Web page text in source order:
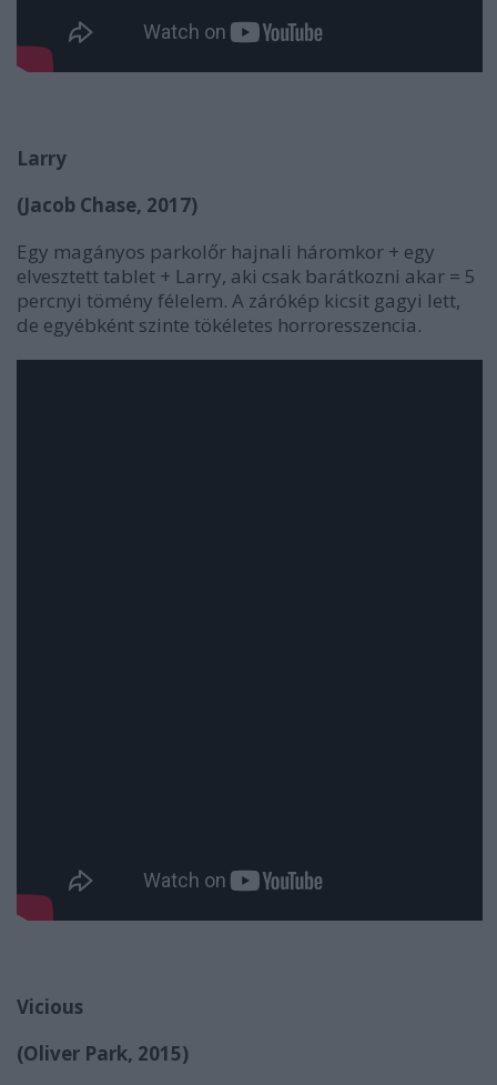
Larry
(Jacob Chase, 2017)
Egy magányos parkolőr hajnali háromkor + egy
elvesztett tablet + Larry, aki csak barátkozni akar = 5
percnyi tömény félelem. A zárókép kicsit gagyi lett,
de egyébként szinte tökéletes horroresszencia.
Vicious
(Oliver Park, 2015)